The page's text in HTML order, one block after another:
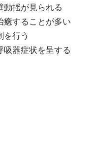
動揺が見られる
癒することが多い
を行う
吸器症状を呈する